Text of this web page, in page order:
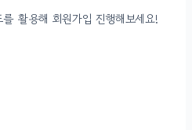
활용해 회원가입 진행해보세요!